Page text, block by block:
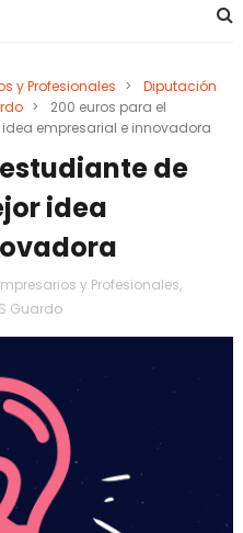
y Profesionales >
Diputación
>
200 euros para el
empresarial e innovadora
de
idea
y Profesionales,
Guardo